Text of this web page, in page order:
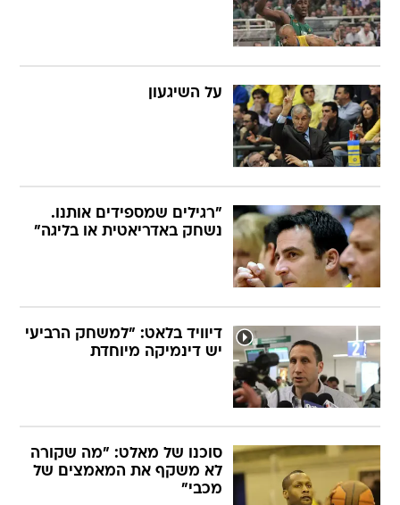
על השיגעון
"רגילים שמספידים אותנו.
נשחק באדריאטית או בליגה"
דיוויד בלאט: "למשחק הרביעי
יש דינמיקה מיוחדת
סוכנו של מאלט: "מה שקורה
לא משקף את המאמצים של
מכבי"